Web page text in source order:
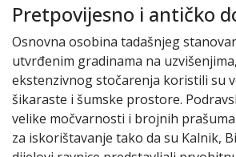
Pretpovijesno i antičko
Osnovna osobina tadašnjeg
utvrđenim gradinama na
ekstenzivnog stočarenja koristili su
šikaraste i šumske prostore.
velike močvarnosti i brojnih
za iskorištavanje tako da su Kalnik,